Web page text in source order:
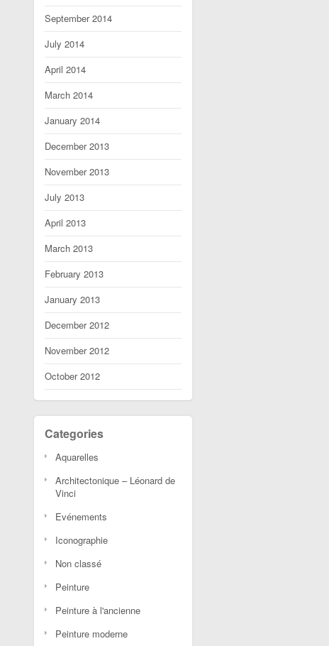
September 2014
July 2014
April 2014
March 2014
January 2014
December 2013
November 2013
July 2013
April 2013
March 2013
February 2013
January 2013
December 2012
November 2012
October 2012
Categories
Aquarelles
Architectonique – Léonard de
Vinci
Evénements
Iconographie
Non classé
Peinture
Peinture à l'ancienne
Peinture moderne